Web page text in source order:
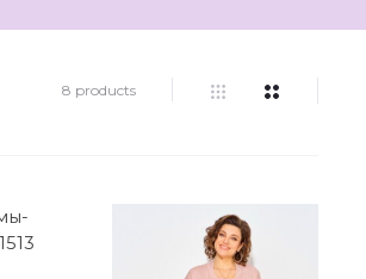
8 products